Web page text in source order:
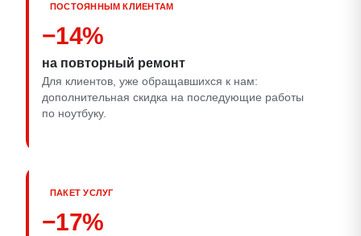
ПОСТОЯННЫМ КЛИЕНТАМ
−14%
на повторный ремонт
Для клиентов, уже обращавшихся к нам:
дополнительная скидка на последующие работы
по ноутбуку.
ПАКЕТ УСЛУГ
−17%